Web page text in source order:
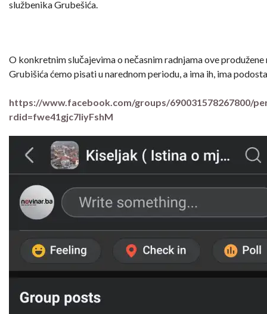
službenika Grubešića.
O konkretnim slučajevima o nečasnim radnjama ove
Grubišića ćemo pisati u narednom periodu, a ima ih, ima
https://www.facebook.com/groups/690031578267800/
rdid=fwe41gjc7liyFshM